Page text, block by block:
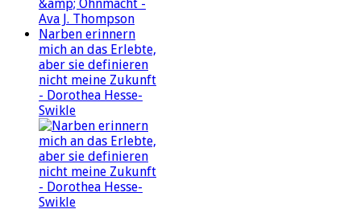
Narben erinnern
mich an das Erlebte,
aber sie definieren
nicht meine Zukunft
- Dorothea Hesse-
Swikle